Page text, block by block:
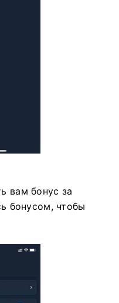
вам бонус за
бонусом, чтобы